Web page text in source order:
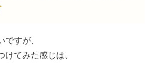
ですが、
けてみた感じは、